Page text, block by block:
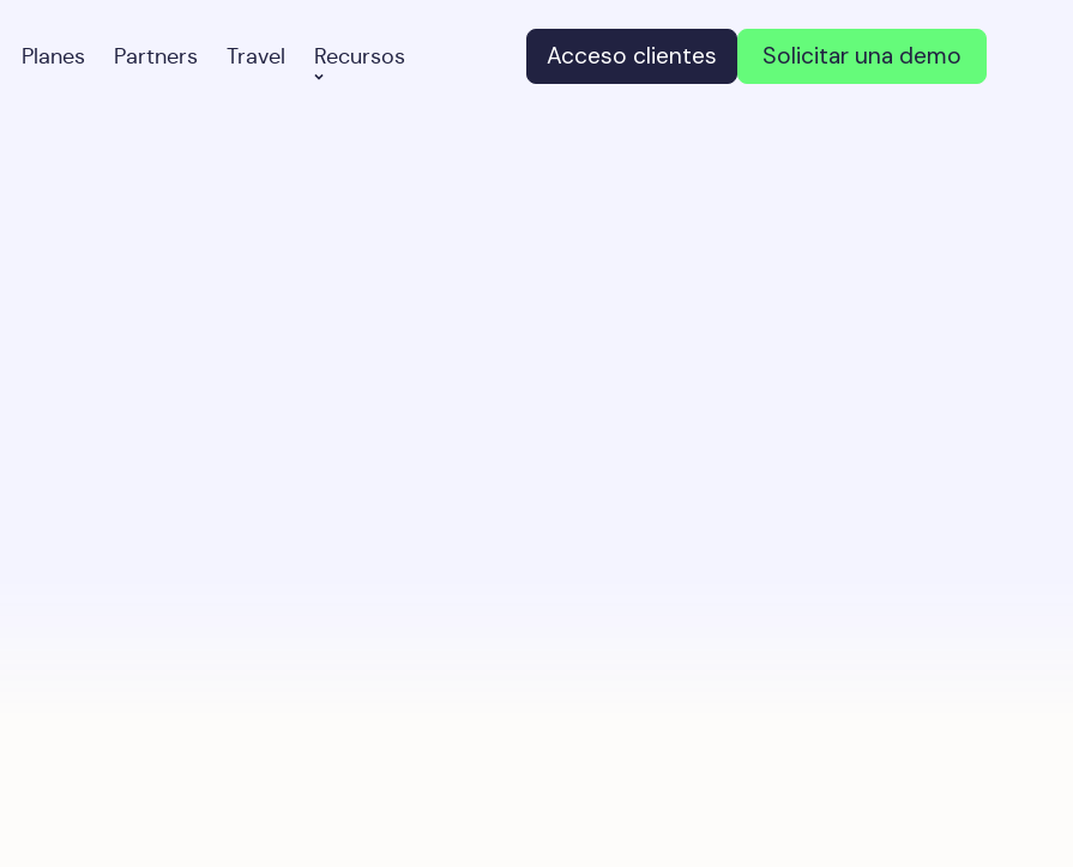
Planes Partners Travel Recursos Acceso clientes Solicitar una demo